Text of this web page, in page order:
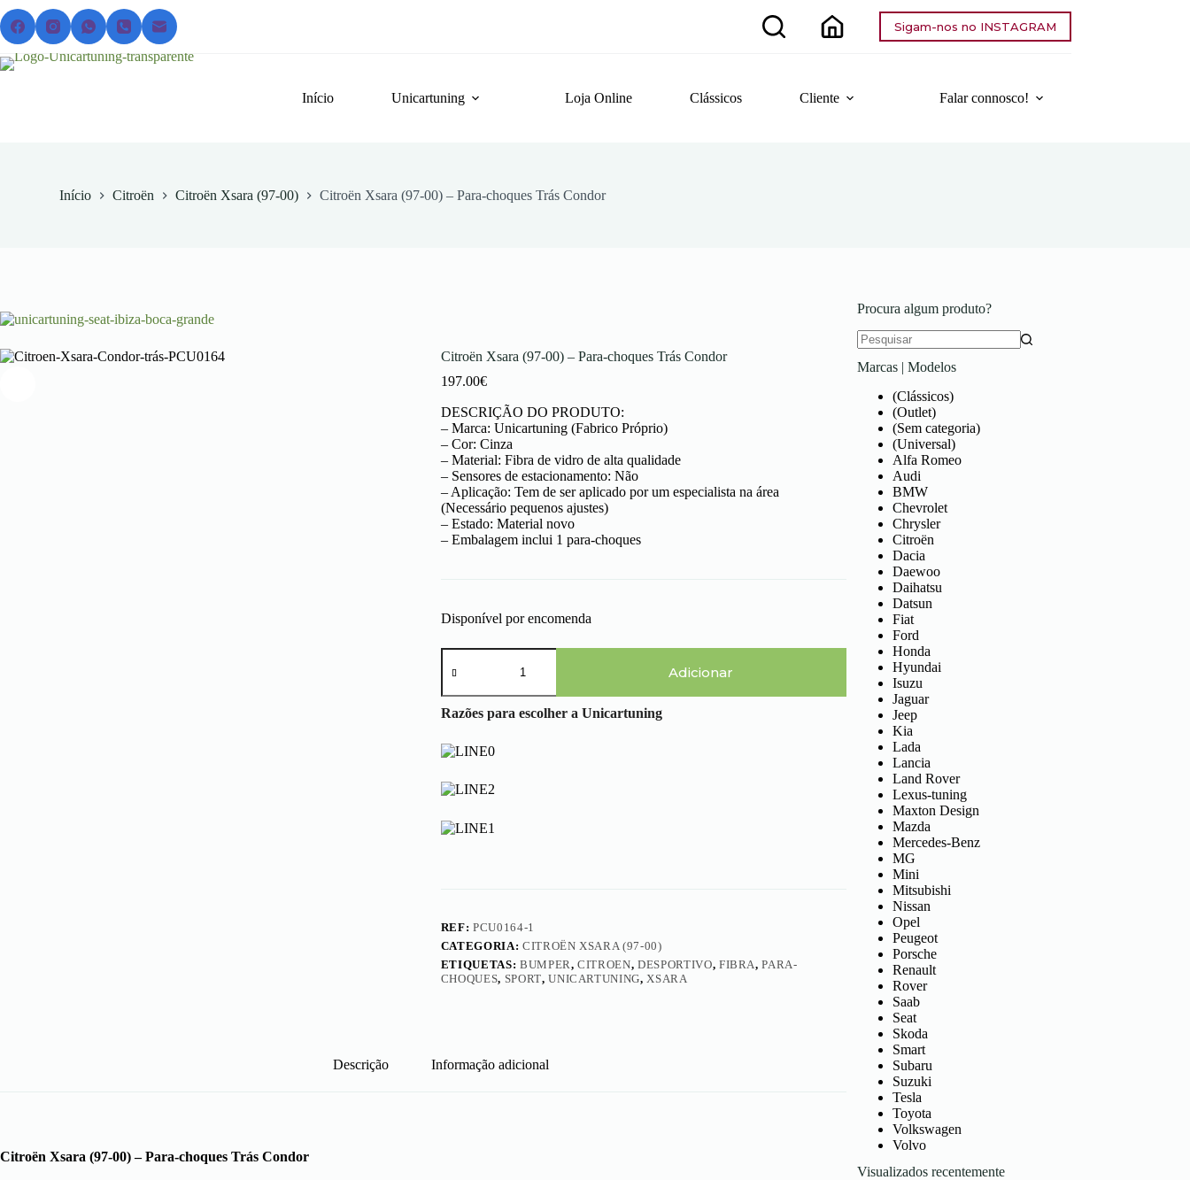
Pular
para
o
conteúdo
Sigam-nos no INSTAGRAM
Início Unicartuning Loja Online Clássicos Cliente Falar connosco!
Início Citroën Citroën Xsara (97-00) Citroën Xsara (97-00) – Para-choques Trás Condor
Citroën Xsara (97-00) – Para-choques Trás Condor
197.00€
DESCRIÇÃO DO PRODUTO:
– Marca: Unicartuning (Fabrico Próprio)
– Cor: Cinza
– Material: Fibra de vidro de alta qualidade
– Sensores de estacionamento: Não
– Aplicação: Tem de ser aplicado por um especialista na área
(Necessário pequenos ajustes)
– Estado: Material novo
– Embalagem inclui 1 para-choques
Disponível por encomenda
Quantidade
de
Xsara
(97-
-
Para-
Trás
Adicionar
Razões para escolher a Unicartuning
REF:PCU0164-1
CATEGORIA: CITROËN XSARA (97-00)
ETIQUETAS: BUMPER,CITROEN,DESPORTIVO, FIBRA,PARA-
CHOQUES, SPORT,UNICARTUNING, XSARA
Descrição Informação adicional
Citroën Xsara (97-00) – Para-choques Trás Condor
Procura algum produto?
resultados
Marcas | Modelos
(Clássicos)
(Outlet)
(Sem categoria)
(Universal)
Alfa Romeo
Audi
BMW
Chevrolet
Chrysler
Citroën
Dacia
Daewoo
Daihatsu
Datsun
Fiat
Ford
Honda
Hyundai
Isuzu
Jaguar
Jeep
Kia
Lada
Lancia
Land Rover
Lexus-tuning
Maxton Design
Mazda
Mercedes-Benz
MG
Mini
Mitsubishi
Nissan
Opel
Peugeot
Porsche
Renault
Rover
Saab
Seat
Skoda
Smart
Subaru
Suzuki
Tesla
Toyota
Volkswagen
Volvo
Visualizados recentemente